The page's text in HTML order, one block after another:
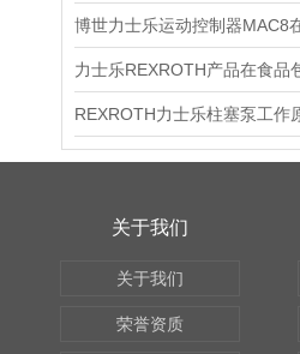
REXROTH力士乐柱塞泵工作
关于我们
关于我们
荣誉资质